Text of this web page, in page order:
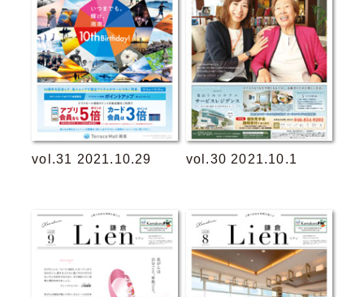
vol.31 2021.10.29 vol.30 2021.10.1